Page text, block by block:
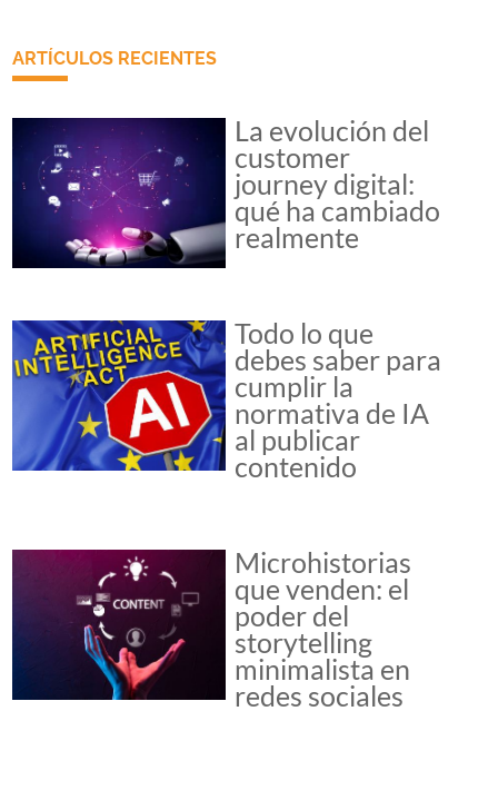
ARTÍCULOS RECIENTES
La evolución del
customer
journey digital:
qué ha cambiado
realmente
Todo lo que
debes saber para
cumplir la
normativa de IA
al publicar
contenido
Microhistorias
que venden: el
poder del
storytelling
minimalista en
redes sociales